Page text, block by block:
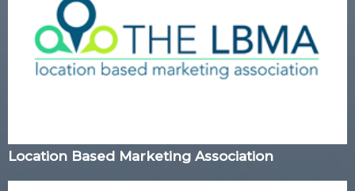
Location Based Marketing Association